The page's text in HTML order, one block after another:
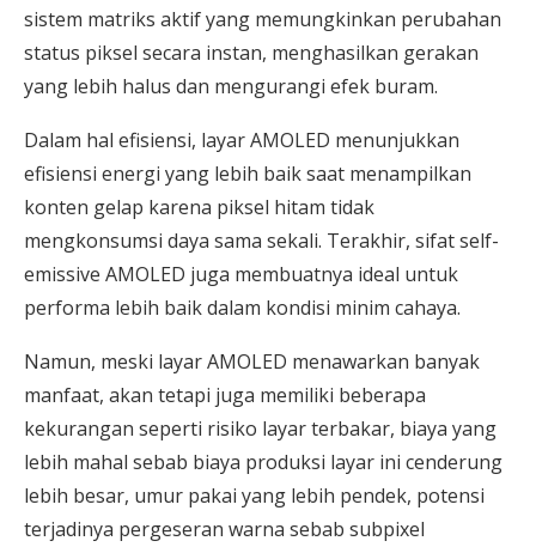
sistem matriks aktif yang memungkinkan perubahan
status piksel secara instan, menghasilkan gerakan
yang lebih halus dan mengurangi efek buram.
Dalam hal efisiensi, layar AMOLED menunjukkan
efisiensi energi yang lebih baik saat menampilkan
konten gelap karena piksel hitam tidak
mengkonsumsi daya sama sekali. Terakhir, sifat self-
emissive AMOLED juga membuatnya ideal untuk
performa lebih baik dalam kondisi minim cahaya.
Namun, meski layar AMOLED menawarkan banyak
manfaat, akan tetapi juga memiliki beberapa
kekurangan seperti risiko layar terbakar, biaya yang
lebih mahal sebab biaya produksi layar ini cenderung
lebih besar, umur pakai yang lebih pendek, potensi
terjadinya pergeseran warna sebab subpixel